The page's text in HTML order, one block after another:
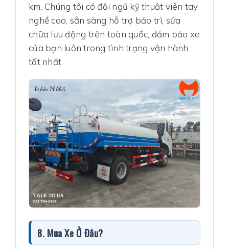
km. Chúng tôi có đội ngũ kỹ thuật viên tay
nghề cao, sẵn sàng hỗ trợ bảo trì, sửa
chữa lưu động trên toàn quốc, đảm bảo xe
của bạn luôn trong tình trạng vận hành
tốt nhất.
8. Mua Xe Ở Đâu?